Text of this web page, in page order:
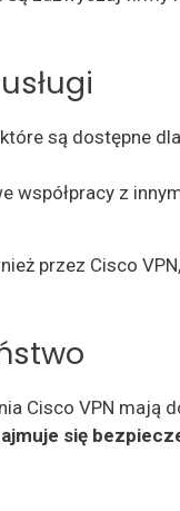
są dostępne
współpracy z
przez Cisco
Cisco VPN mają
się